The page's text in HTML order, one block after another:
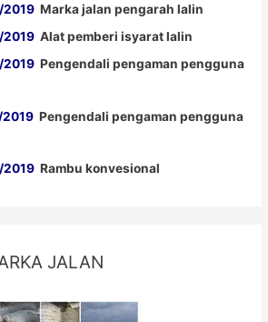
2019 Marka jalan pengarah lalin
2019 Alat pemberi isyarat lalin
2019 Pengendali pengaman pengguna
Pengendali pengaman pengguna
2019 Rambu konvesional
JALAN